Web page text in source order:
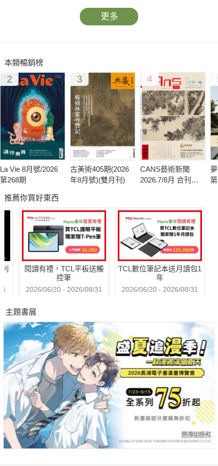
Swiio Hotel二十輪旅店
精選好宅設計師
現代簡約風
美式鄉村風
現代東方風
自然人文現代風
北歐人文風
地中海風
新古典風
建材新知
廚房再進化 打造時尚科技感
居家沙發新品 讓你擁有絕佳坐感
秋高氣爽 增添居家歐式悠閒氣氛
混搭各式風格 Baxter創意超前消費者
水晶 VS. 軟設計 玩味燈光藝術

設計好讀客
專屬於我的空間微整形
掌握5大關鍵 老屋翻修NO Problem
活動快訊
更多
本類暢銷榜
2
La Vie 8月號/2026
第268期
3
古美術405期(2026
年8月號)(雙月刊)
4
CANS藝術新聞
2026.7/8月 合刊號
推薦你買好東西
閱讀有禮，TCL平板送觸
控筆
2026/06/20 - 2026/08/31
TCL數位筆記本送月讀包1
年
2026/06/20 - 2026/08/31
主題書展